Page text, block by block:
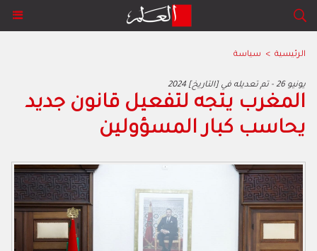
الرئيسية > سياسة
2024 يونيو 26 - تم تعديله في [التاريخ]
المغرب يتجه لتفعيل قانون جديد
يحاسب كبار المسؤولين